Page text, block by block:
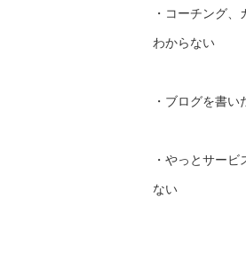
・コーチング
わからない
・ブログを書い
・やっとサー
ない